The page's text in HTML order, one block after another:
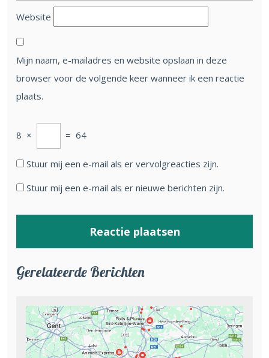
Website
Mijn naam, e-mailadres en website opslaan in deze
browser voor de volgende keer wanneer ik een reactie
plaats.
8 × = 64
Stuur mij een e-mail als er vervolgreacties zijn.
Stuur mij een e-mail als er nieuwe berichten zijn.
Gerelateerde Berichten